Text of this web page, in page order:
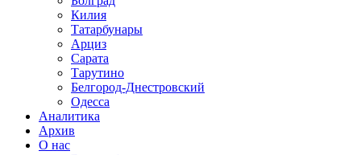
Килия
Татарбунары
Арциз
Сарата
Тарутино
Белгород-Днестровский
Одесса
Аналитика
Архив
О нас